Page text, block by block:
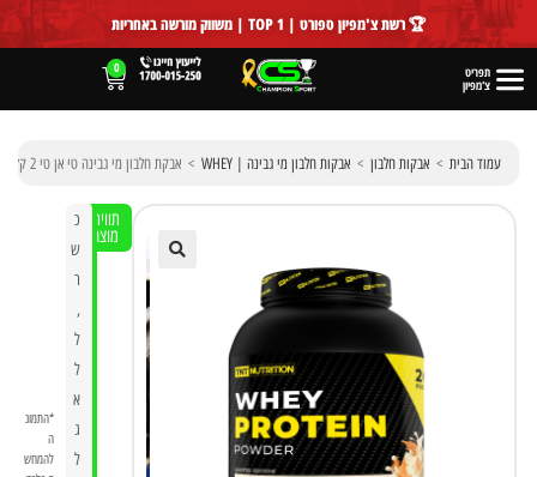
לתוכן 🏆 רשת צ'מפיון ספורט | TOP 1 | משווק מורשה באחריות
תפריט
צ'מפיון
0
עמוד הבית > אבקות חלבון > אבקות חלבון מי גבינה | WHEY > אבקת חלבון מי גבינה טי אן טי 2 ק״ג | TNT WHEY Protein
תווית
מוצר
כ
ש
ר
,
ל
ל
א
ג
ל
*התמונ
ה
להמחש